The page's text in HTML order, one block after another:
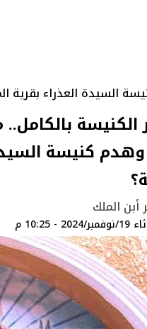
السيدة العذراء بقرية
الكنيسة
كنيسة
أبن الملك
- 10:25 م